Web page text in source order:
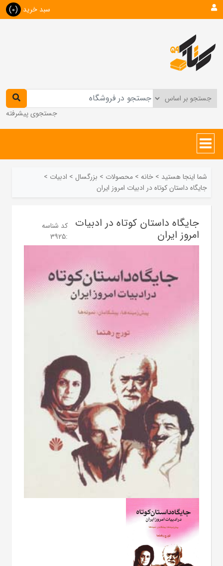
سبد خرید (0)
جستجوی پیشرفته
شما اینجا هستید > خانه > محصولات > بزرگسال > ادبیات >
جایگاه داستان کوتاه در ادبیات امروز ایران
جایگاه داستان کوتاه در ادبیات
امروز ایران
کد شناسه
:
3925